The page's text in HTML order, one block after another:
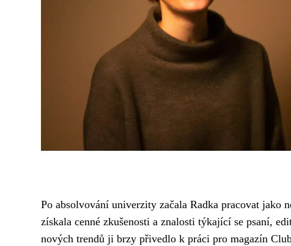
Po absolvování univerzity začala Radka pracovat
získala cenné zkušenosti a znalosti týkající se psaní,
nových trendů ji brzy přivedlo k práci pro magazín